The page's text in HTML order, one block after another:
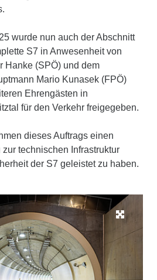
wurde nun auch der Abschnitt
S7 in Anwesenheit von
Hanke (SPÖ) und dem
Mario Kunasek (FPÖ)
Ehrengästen in
für den Verkehr freigegeben.
dieses Auftrags einen
technischen Infrastruktur
der S7 geleistet zu haben.